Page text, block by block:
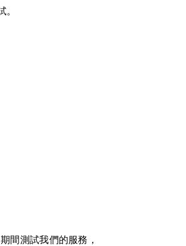
間測試我們的服務，